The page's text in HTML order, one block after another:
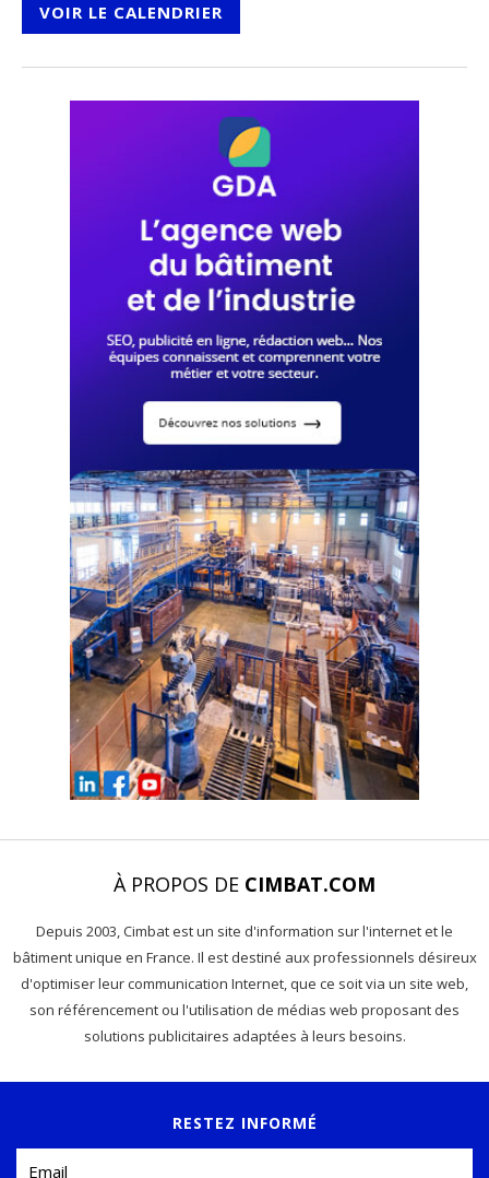
VOIR LE CALENDRIER
À PROPOS DE CIMBAT.COM
Depuis 2003, Cimbat est un site d'information sur l'internet et le
bâtiment unique en France. Il est destiné aux professionnels désireux
d'optimiser leur communication Internet, que ce soit via un site web,
son référencement ou l'utilisation de médias web proposant des
solutions publicitaires adaptées à leurs besoins.
RESTEZ INFORMÉ